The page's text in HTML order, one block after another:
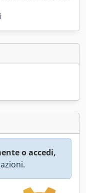
o accedi,